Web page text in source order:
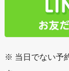
※ 当日でない予